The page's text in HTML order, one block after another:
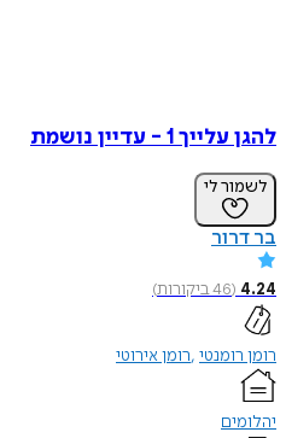
להגן עלייך 1 - עדיין נושמת
לשמור לי
בר דרור
4.24
(
46ביקורות)
רומן רומנטי רומן אירוטי
יהלומים